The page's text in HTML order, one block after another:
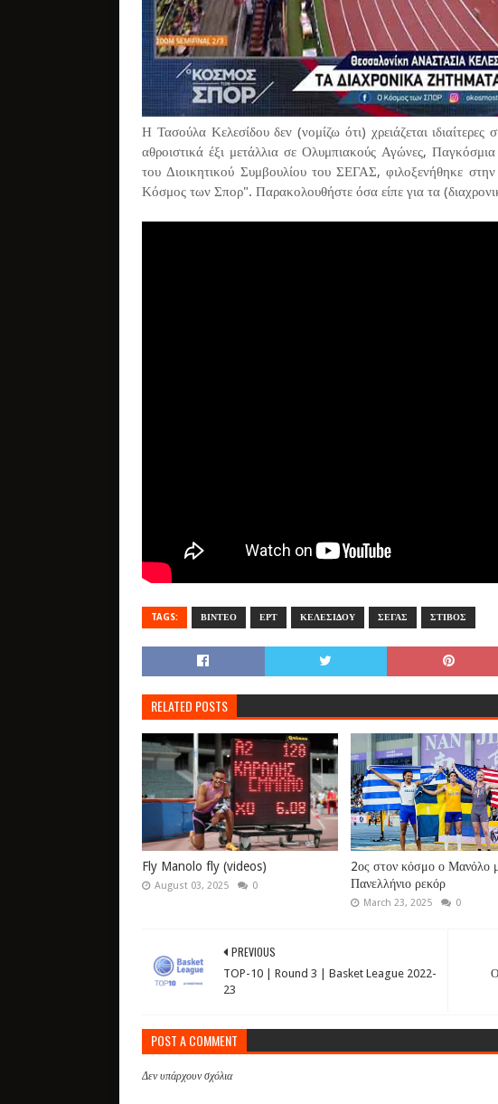
Η Τασούλα Κελεσίδου δεν (νομίζω ότι) χρειάζεται
αθροιστικά έξι μετάλλια σε Ολυμπιακούς Αγώνες,
του Διοικητικού Συμβουλίου του ΣΕΓΑΣ, φιλοξενήθηκε
Κόσμος των Σπορ". Παρακολουθήστε όσα είπε για τα
TAGS: ΒΙΝΤΕΟ ΕΡΤ ΚΕΛΕΣΙΔΟΥ ΣΕΓΑΣ ΣΤΙΒΟΣ
RELATED POSTS
Fly Manolo fly (videos)
August 03, 2025 0
2ος στον κόσμο ο Μανόλο
Πανελλήνιο ρεκόρ
March 23, 2025 0
PREVIOUS
TOP-10 | Round 3 | Basket League 2022-
23
POST A COMMENT
Δεν υπάρχουν σχόλια